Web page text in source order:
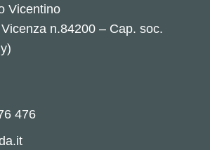
Vicentino
n.84200 – Cap. soc.
476